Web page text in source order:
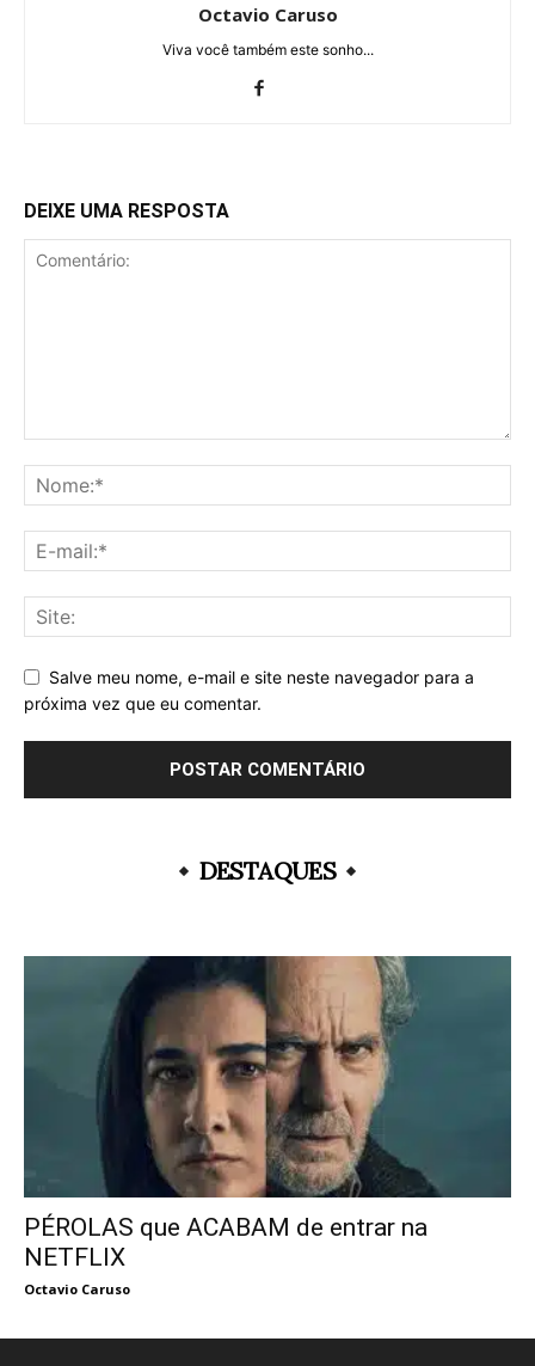
Octavio Caruso
Viva você também este sonho...
DEIXE UMA RESPOSTA
Salve meu nome, e-mail e site neste navegador para a
próxima vez que eu comentar.
DESTAQUES
PÉROLAS que ACABAM de entrar na
NETFLIX
Octavio Caruso